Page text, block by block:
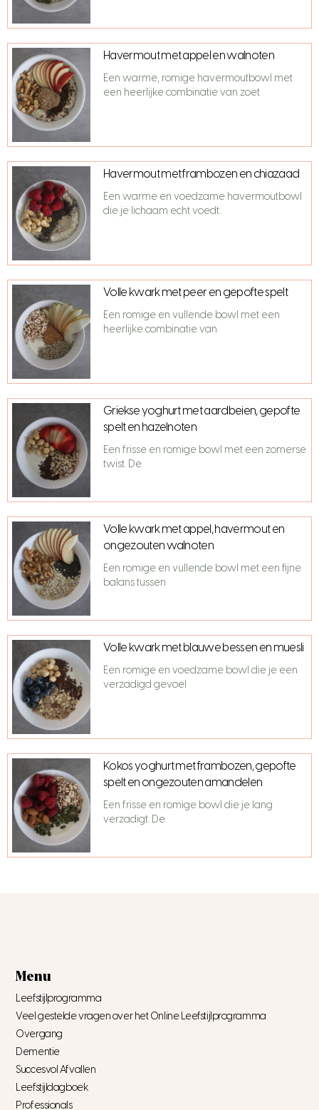
Havermout met appel en walnoten
Een warme, romige havermoutbowl met
een heerlijke combinatie van zoet
Havermout met frambozen en chiazaad
Een warme en voedzame havermoutbowl
die je lichaam echt voedt.
Volle kwark met peer en gepofte spelt
Een romige en vullende bowl met een
heerlijke combinatie van
Griekse yoghurt met aardbeien, gepofte
spelt en hazelnoten
Een frisse en romige bowl met een zomerse
twist. De
Volle kwark met appel, havermout en
ongezouten walnoten
Een romige en vullende bowl met een fijne
balans tussen
Volle kwark met blauwe bessen en muesli
Een romige en voedzame bowl die je een
verzadigd gevoel
Kokos yoghurt met frambozen, gepofte
spelt en ongezouten amandelen
Een frisse en romige bowl die je lang
verzadigt. De
Menu
Leefstijlprogramma
Veel gestelde vragen over het Online Leefstijlprogramma
Overgang
Dementie
Succesvol Afvallen
Leefstijldagboek
Professionals